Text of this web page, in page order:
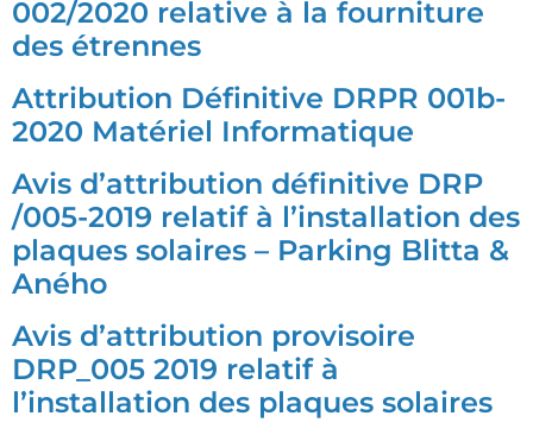
002/2020 relative à la fourniture
des étrennes
Attribution Définitive DRPR 001b-
2020 Matériel Informatique
Avis d’attribution définitive DRP
/005-2019 relatif à l’installation des
plaques solaires – Parking Blitta &
Aného
Avis d’attribution provisoire
DRP_005 2019 relatif à
l’installation des plaques solaires